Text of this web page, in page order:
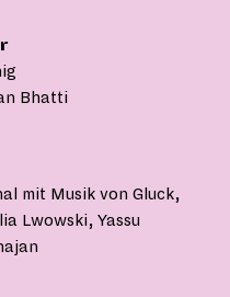
Bhatti
mit Musik von Gluck,
Lwowski, Yassu